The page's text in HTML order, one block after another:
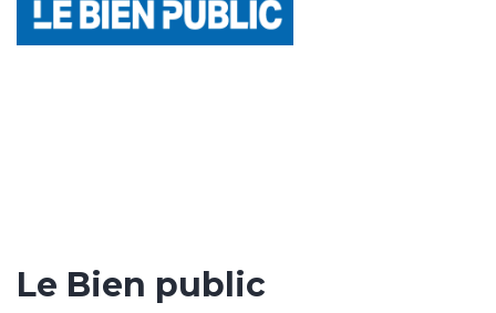
Le Bien public